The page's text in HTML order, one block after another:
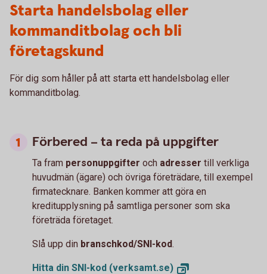
Starta handelsbolag eller
kommanditbolag och bli
företagskund
För dig som håller på att starta ett handelsbolag eller
kommanditbolag.
Förbered – ta reda på uppgifter
Ta fram personuppgifter och adresser till verkliga
huvudmän (ägare) och övriga företrädare, till exempel
firmatecknare. Banken kommer att göra en
kreditupplysning på samtliga personer som ska
företräda företaget.
Slå upp din branschkod/SNI-kod.
Hitta din SNI-kod (verksamt.se)